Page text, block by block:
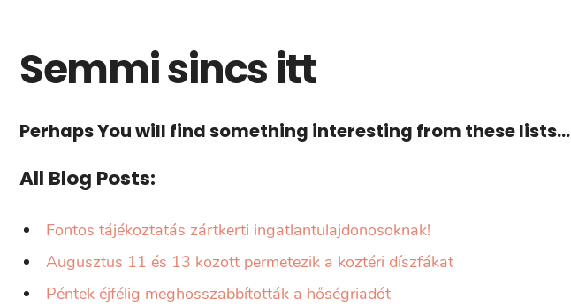
Semmi sincs itt
Perhaps You will find something interesting from these lists...
All Blog Posts:
Fontos tájékoztatás zártkerti ingatlantulajdonosoknak!
Augusztus 11 és 13 között permetezik a köztéri díszfákat
Péntek éjfélig meghosszabbították a hőségriadót